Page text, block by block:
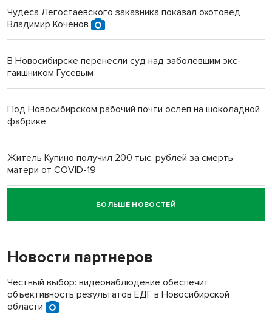
Чудеса Легостаевского заказника показал охотовед
Владимир Коченов
В Новосибирске перенесли суд над заболевшим экс-
гаишником Гусевым
Под Новосибирском рабочий почти ослеп на шоколадной
фабрике
Житель Купино получил 200 тыс. рублей за смерть
матери от COVID-19
Новосибирский суд наказал водителя за смерть
пенсионерки на вокзале
«Мы живём на пастбище!»: в новосибирском селе лошади
терроризируют жителей
Инвалид получил условный срок за избиение врачей
протезом под Новосибирском
БОЛЬШЕ НОВОСТЕЙ
Новости партнеров
Честный выбор: видеонаблюдение обеспечит
объективность результатов ЕДГ в Новосибирской
области